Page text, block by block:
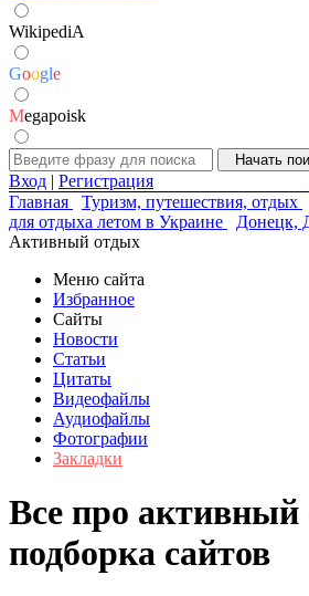
WikipediA
Google
Megapoisk
Вход | Регистрация
Главная
Туризм, путешествия, отдых
для отдыха летом в Украине
Донецк,
Активный отдых
Меню сайта
Избранное
Сайты
Новости
Статьи
Цитаты
Видеофайлы
Аудиофайлы
Фотографии
Закладки
Все про активный
подборка сайтов